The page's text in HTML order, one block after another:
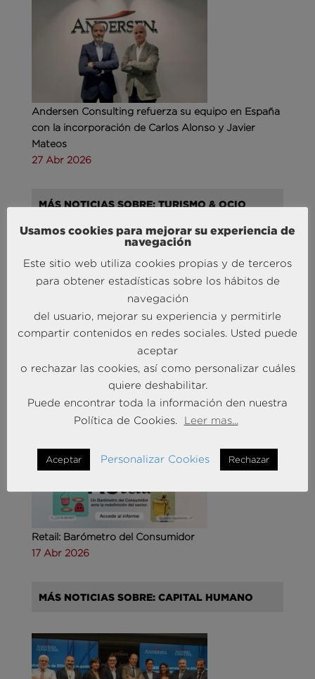
Andersen Consulting refuerza su equipo en España
con la incorporación de Carlos Alonso y Javier
Mateos
27 Abr 2026
MÁS NOTICIAS SOBRE: TURISMO & OCIO
Agencias de viajes: del mostrador al taller de
experiencias
MÁS NOTICIAS SOBRE: CUSTOMER
Retail: Barómetro del Consumidor
17 Abr 2026
MÁS NOTICIAS SOBRE: CAPITAL HUMANO
Usamos cookies para mejorar su experiencia de
navegación
Este sitio web utiliza cookies propias y de terceros
para obtener estadísticas sobre los hábitos de
navegación
del usuario, mejorar su experiencia y permitirle
compartir contenidos en redes sociales. Usted puede
aceptar
o rechazar las cookies, así como personalizar cuáles
quiere deshabilitar.
Puede encontrar toda la información den nuestra
Política de Cookies.
Leer mas...
Aceptar Personalizar Cookies Rechazar